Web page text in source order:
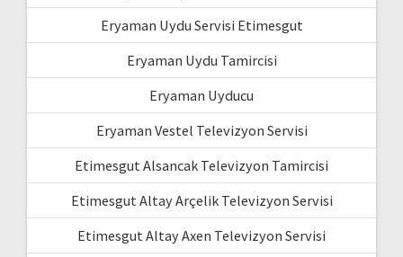
Eryaman Uydu Servisi Etimesgut
Eryaman Uydu Tamircisi
Eryaman Uyducu
Eryaman Vestel Televizyon Servisi
Etimesgut Alsancak Televizyon Tamircisi
Etimesgut Altay Arçelik Televizyon Servisi
Etimesgut Altay Axen Televizyon Servisi